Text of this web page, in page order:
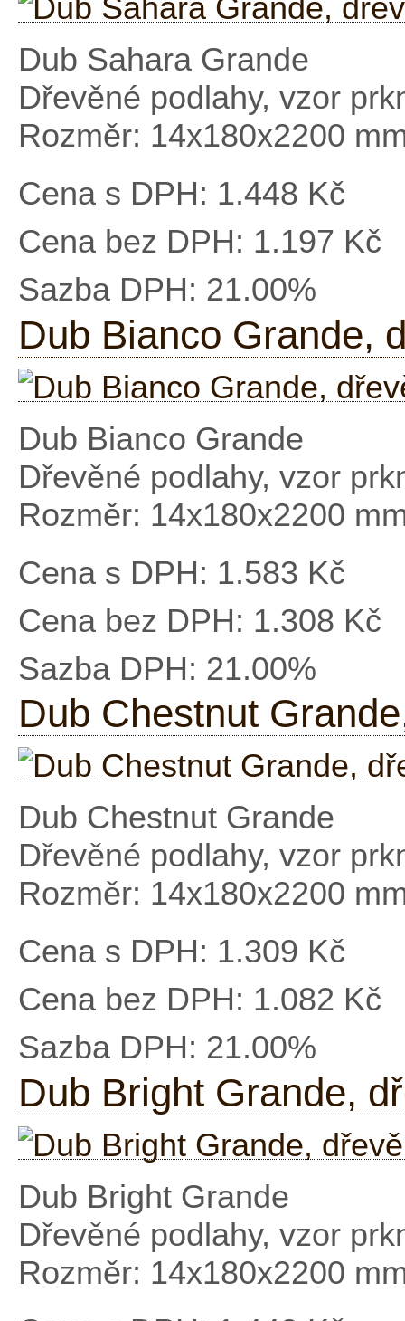
Dub Sahara Grande
Dřevěné podlahy, vzor
Rozměr: 14x180x2200
Cena s DPH: 1.448 Kč
Cena bez DPH: 1.197 Kč
Sazba DPH: 21.00%
Dub Bianco Grande,
Dub Bianco Grande
Dřevěné podlahy, vzor
Rozměr: 14x180x2200
Cena s DPH: 1.583 Kč
Cena bez DPH: 1.308 Kč
Sazba DPH: 21.00%
Dub Chestnut
Dub Chestnut Grande
Dřevěné podlahy, vzor
Rozměr: 14x180x2200
Cena s DPH: 1.309 Kč
Cena bez DPH: 1.082 Kč
Sazba DPH: 21.00%
Dub Bright Grande,
Dub Bright Grande
Dřevěné podlahy, vzor
Rozměr: 14x180x2200